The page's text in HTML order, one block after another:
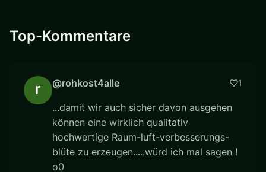
Top-Kommentare
@rohkost4alle 1
...damit wir auch sicher davon ausgehen
können eine wirklich qualitativ
hochwertige Raum-luft-verbesserungs-
blüte zu erzeugen.....würd ich mal sagen !
o0